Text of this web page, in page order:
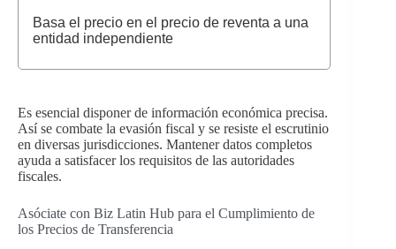
Basa el precio en el precio de reventa a una
entidad independiente
Es esencial disponer de información económica precisa.
Así se combate la evasión fiscal y se resiste el escrutinio
en diversas jurisdicciones. Mantener datos completos
ayuda a satisfacer los requisitos de las autoridades
fiscales.
Asóciate con Biz Latin Hub para el Cumplimiento de
los Precios de Transferencia